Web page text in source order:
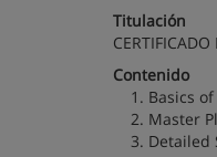
Titulación
Contenido
1. Basics of
2. Master
3. Detailed